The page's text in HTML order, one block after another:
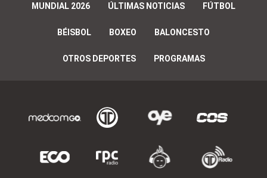
MUNDIAL 2026 ÚLTIMAS NOTICIAS FÚTBOL
BÉISBOL BOXEO BALONCESTO
OTROS DEPORTES PROGRAMAS